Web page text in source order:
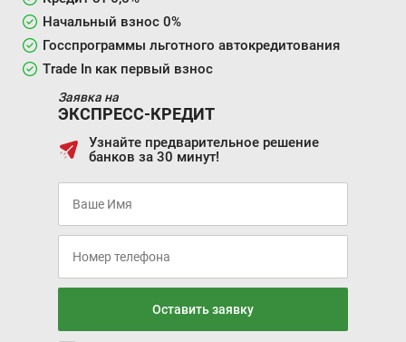
Начальный взнос 0%
Госспрограммы льготного автокредитования
Trade In как первый взнос
Заявка на
ЭКСПРЕСС-КРЕДИТ
Узнайте предварительное решение
банков за 30 минут!
Оставить заявку